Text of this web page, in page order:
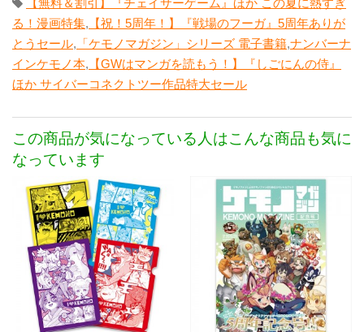
【無料＆割引】『チェイサーゲーム』ほか この夏に熱すぎ
る！漫画特集, 【祝！5周年！】『戦場のフーガ』5周年ありが
とうセール, 「ケモノマガジン」シリーズ 電子書籍,ナンバーナ
インケモノ本, 【GWはマンガを読もう！】『しごにんの侍』
ほか サイバーコネクトツー作品特大セール
この商品が気になっている人はこんな商品も気に
なっています